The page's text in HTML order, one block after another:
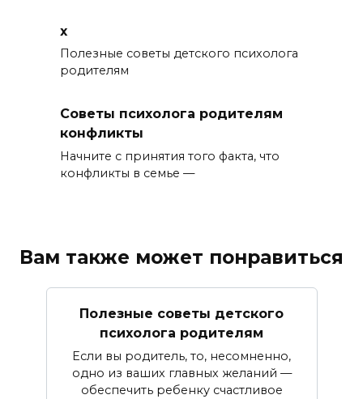
x
Полезные советы детского психолога
родителям
Советы психолога родителям
конфликты
Начните с принятия того факта, что
конфликты в семье —
Вам также может понравиться
Полезные советы детского
психолога родителям
Если вы родитель, то, несомненно,
одно из ваших главных желаний —
обеспечить ребенку счастливое